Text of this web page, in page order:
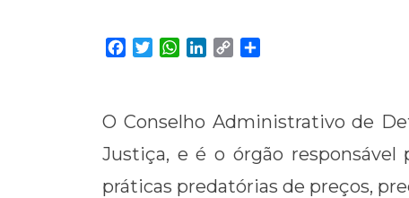
Facebook
TwitterWhatsApp
LinkedIn
Copy
O Conselho Administrativo de
Justiça, e é o órgão
práticas predatórias de preços,